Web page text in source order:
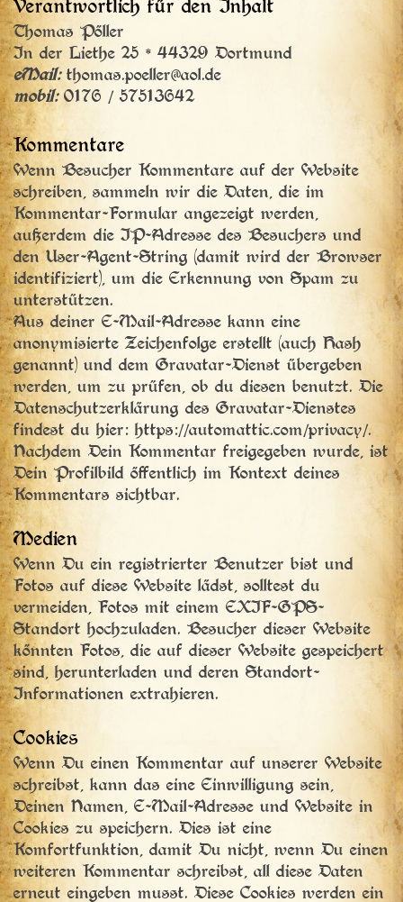
Verantwortlich für den Inhalt
Thomas Pöller
In der Liethe 25 * 44329 Dortmund
eMail:thomas.poeller@aol.de
mobil:0176 / 57513642
Kommentare
Wenn Besucher Kommentare auf der Website
schreiben, sammeln wir die Daten, die im
Kommentar-Formular angezeigt werden,
außerdem die IP-Adresse des Besuchers und
den User-Agent-String (damit wird der Browser
identifiziert), um die Erkennung von Spam zu
unterstützen.
Aus deiner E-Mail-Adresse kann eine
anonymisierte Zeichenfolge erstellt (auch Hash
genannt) und dem Gravatar-Dienst übergeben
werden, um zu prüfen, ob du diesen benutzt. Die
Datenschutzerklärung des Gravatar-Dienstes
findest du hier: https://automattic.com/privacy/.
Nachdem Dein Kommentar freigegeben wurde, ist
Dein Profilbild öffentlich im Kontext deines
Kommentars sichtbar.
Medien
Wenn Du ein registrierter Benutzer bist und
Fotos auf diese Website lädst, solltest du
vermeiden, Fotos mit einem EXIF-GPS-
Standort hochzuladen. Besucher dieser Website
könnten Fotos, die auf dieser Website gespeichert
sind, herunterladen und deren Standort-
Informationen extrahieren.
Cookies
Wenn Du einen Kommentar auf unserer Website
schreibst, kann das eine Einwilligung sein,
Deinen Namen, E-Mail-Adresse und Website in
Cookies zu speichern. Dies ist eine
Komfortfunktion, damit Du nicht, wenn Du einen
weiteren Kommentar schreibst, all diese Daten
erneut eingeben musst. Diese Cookies werden ein